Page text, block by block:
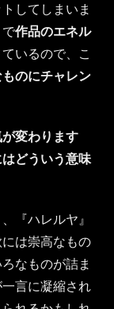
してしまいま
で作品のエネル
いるので、こ
のにチャレン
変わります
どういう意味
『ハレルヤ』
は崇高なもの
なものが詰ま
言に凝縮され